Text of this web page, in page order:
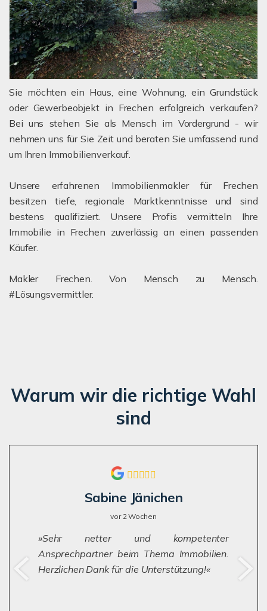
Sie möchten ein Haus, eine Wohnung, ein Grundstück
oder Gewerbeobjekt in Frechen erfolgreich verkaufen?
Bei uns stehen Sie als Mensch im Vordergrund - wir
nehmen uns für Sie Zeit und beraten Sie umfassend rund
um Ihren Immobilienverkauf.
Unsere erfahrenen Immobilienmakler für Frechen
besitzen tiefe, regionale Marktkenntnisse und sind
bestens qualifiziert. Unsere Profis vermitteln Ihre
Immobilie in Frechen zuverlässig an einen passenden
Käufer.
Makler Frechen. Von Mensch zu Mensch.
#Lösungsvermittler.
Warum wir die richtige Wahl
sind
Sabine Jänichen
vor 2 Wochen
Sehr netter und kompetenter
Ansprechpartner beim Thema Immobilien.
Herzlichen Dank für die Unterstützung!